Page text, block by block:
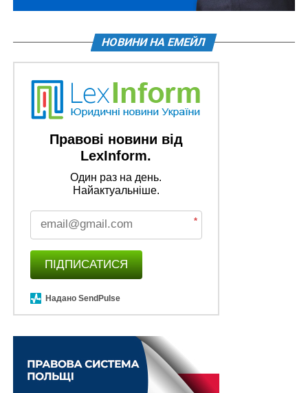
НОВИНИ НА ЕМЕЙЛ
Правові новини від
LexInform.
Один раз на день.
Найактуальніше.
*
ПІДПИСАТИСЯ
Надано SendPulse